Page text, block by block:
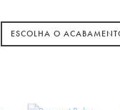
ESCOLHA O